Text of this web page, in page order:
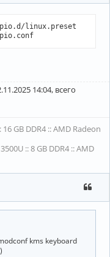
linux.preset
14:04, всего
GB DDR4 :: AMD Radeon
:: 8 GB DDR4 :: AMD
kms keyboard